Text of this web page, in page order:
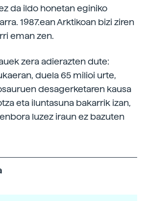
da ildo honetan eginiko
1987.ean Arktikoan bizi ziren
eman zen.
zera adierazten dute:
duela 65 milioi urte,
desagerketaren kausa
eta iluntasuna bakarrik izan,
luzez iraun ez bazuten